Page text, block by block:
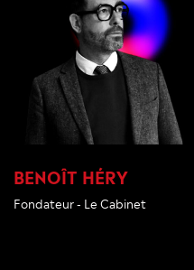
BENOÎT HÉRY
Fondateur - Le Cabinet